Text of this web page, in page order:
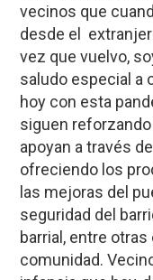
vecinos que
desde el
vez que vuelvo,
saludo especial a
hoy con esta
siguen
apoyan a través
ofreciendo los
las mejoras del
seguridad del
barrial, entre
comunidad.